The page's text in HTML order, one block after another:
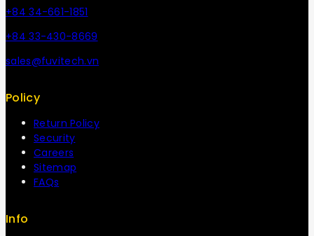
+84 34-661-1851
+84 33-430-8669
sales@fuvitech.vn
Policy
Return Policy
Security
Careers
Sitemap
FAQs
Info